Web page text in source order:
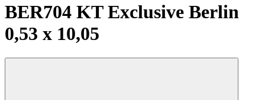
BER704 KT Exclusive Berlin
0,53 x 10,05